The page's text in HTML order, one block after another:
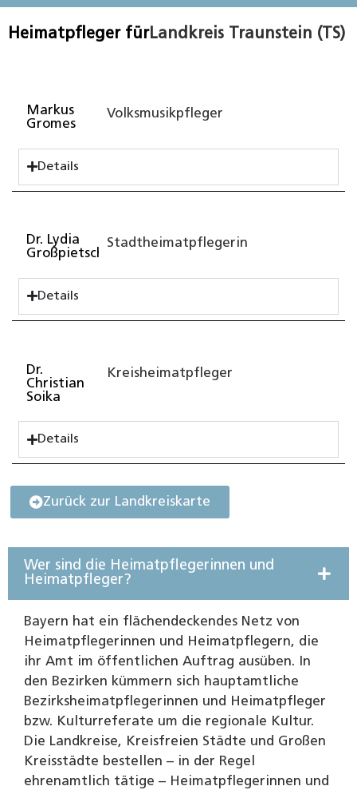
Heimatpfleger fürLandkreis Traunstein (TS)
Markus
Gromes
Volksmusikpfleger
Details
Dr. Lydia
Großpietsch
Stadtheimatpflegerin
Details
Dr.
Christian
Soika
Kreisheimatpfleger
Details
Zurück zur Landkreiskarte
Wer sind die Heimatpflegerinnen und
Heimatpfleger?
Bayern hat ein flächendeckendes Netz von
Heimatpflegerinnen und Heimatpflegern, die
ihr Amt im öffentlichen Auftrag ausüben. In
den Bezirken kümmern sich hauptamtliche
Bezirksheimatpflegerinnen und Heimatpfleger
bzw. Kulturreferate um die regionale Kultur.
Die Landkreise, Kreisfreien Städte und Großen
Kreisstädte bestellen – in der Regel
ehrenamtlich tätige – Heimatpflegerinnen und